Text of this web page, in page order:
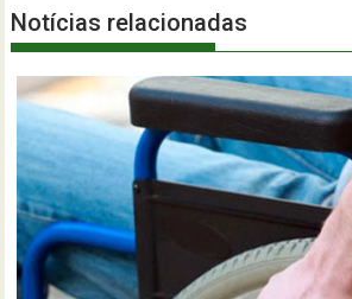
Notícias relacionadas